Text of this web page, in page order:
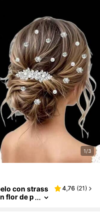
1/3
con strass
flor de p
4,76 (21)